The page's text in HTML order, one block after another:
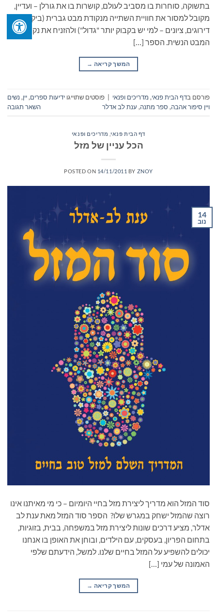
בתשוקה, סוחרות בו מסביב לעולם, קושרות בו את גורלן – ועדיין,
מקובל למסור את חוויית השתייה מנקודת מבט גברית (ביקורת,
דירוגים, ציונים – למי יש בקבוק יותר "גדול") ולהזניח את נקודת
המבט הנשית. הספר […]
המשך קריאה →
פורסם בדף הבית פנאי, מדריכים ופנאי פוסטים שתוייגו ידיעות ספרים,יין, נשים
ויין סיפור אהבה, ספר מתנה, ענת לב אדלר השאר תגובה
דף הבית פנאי מדריכים ופנאי
הכל עניין של מזל
POSTED ON 14/11/2011 BY ZNOY
14
נוב
סוד המזל הוא מדריך ליצירת מזל בחיי היומיום – כי מי מאיתנו אינו
רוצה שהמזל ישחק במגרש שלו? הספר סוד המזל מאת ענת לב
אדלר, מציע דרכים שונות ליצירת מזל במשפחה, בבית, בזוגיות,
בתחום הפריון, בעסקים, עם הילדים, ובוחן את האופן בו אנחנו
יכולים להשפיע על המזל בחיים שלנו. למשל, הידעתם שלפי
האמונה של עמי […]
המשך קריאה →